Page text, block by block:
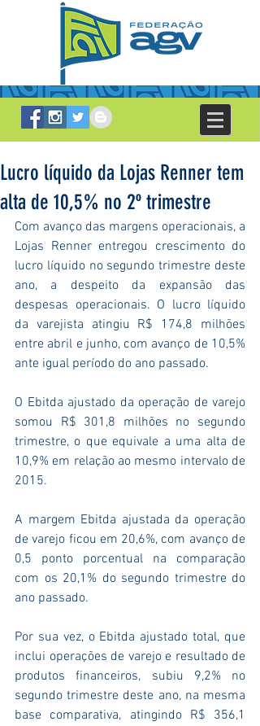
Lucro líquido da Lojas Renner tem
alta de 10,5% no 2º trimestre
Com avanço das margens operacionais, a
Lojas Renner entregou crescimento do
lucro líquido no segundo trimestre deste
ano, a despeito da expansão das
despesas operacionais. O lucro líquido
da varejista atingiu R$ 174,8 milhões
entre abril e junho, com avanço de 10,5%
ante igual período do ano passado.
O Ebitda ajustado da operação de varejo
somou R$ 301,8 milhões no segundo
trimestre, o que equivale a uma alta de
10,9% em relação ao mesmo intervalo de
2015.
A margem Ebitda ajustada da operação
de varejo ficou em 20,6%, com avanço de
0,5 ponto porcentual na comparação
com os 20,1% do segundo trimestre do
ano passado.
Por sua vez, o Ebitda ajustado total, que
inclui operações de varejo e resultado de
produtos financeiros, subiu 9,2% no
segundo trimestre deste ano, na mesma
base comparativa, atingindo R$ 356,1